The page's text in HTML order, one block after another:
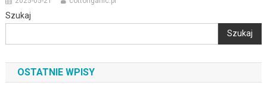
Szukaj
Szukaj
OSTATNIE WPISY